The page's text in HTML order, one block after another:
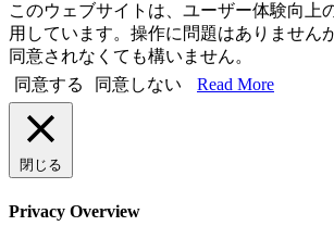
このウェブサイトは、ユーザー体験向上
用しています。操作に問題はありません
同意されなくても構いません。
同意する
同意しない Read More
閉じる
Privacy Overview